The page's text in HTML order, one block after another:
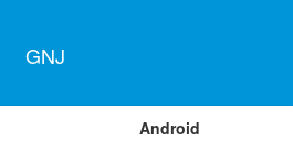
GNJ
Android